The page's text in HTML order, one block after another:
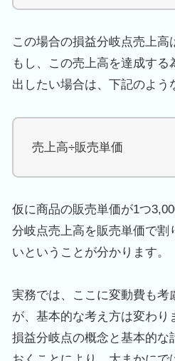
この場合の損益分岐点売上高
もし、この売上高を達成す
出したい場合は、下記のよう
売上高÷販売単価
仮に商品の販売単価が1つ
分岐点売上高を販売単価で割
いということが分かります。
実務では、ここに変動費も考
が、基本的な考え方は変わり
損益分岐点の概念と基本的な